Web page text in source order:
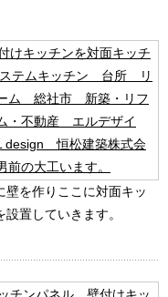
壁を作りここに対面キッ
設置していきます。